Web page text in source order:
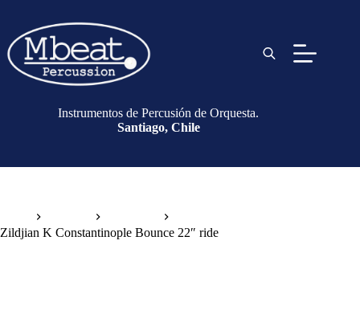
Instrumentos de Percusión de Orquesta.
Santiago, Chile
Zildjian K Constantinople Bounce 22″ ride